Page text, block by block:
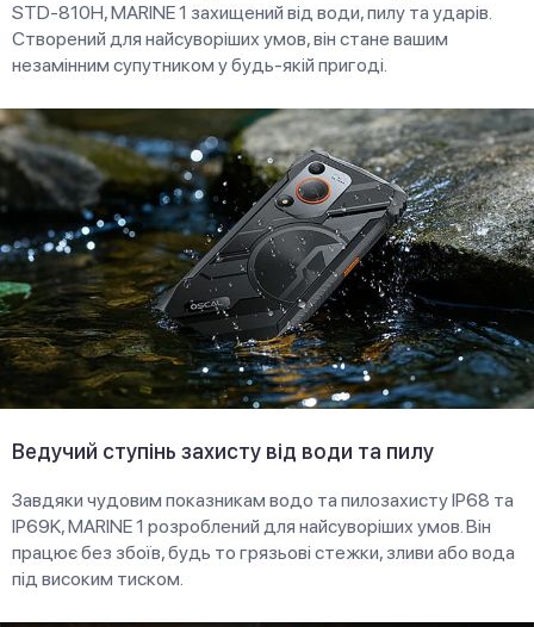
STD-810H, MARINE 1 захищений від води, пилу та ударів.
Створений для найсуворіших умов, він стане вашим
незамінним супутником у будь-якій пригоді.
Ведучий ступінь захисту від води та пилу
Завдяки чудовим показникам водо та пилозахисту IP68 та
IP69K, MARINE 1 розроблений для найсуворіших умов. Він
працює без збоїв, будь то грязьові стежки, зливи або вода
під високим тиском.